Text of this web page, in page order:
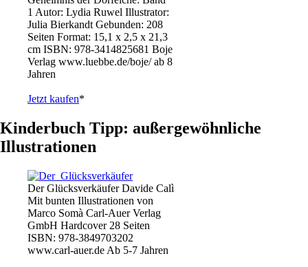
1 Autor: Lydia Ruwel Illustrator:
Julia Bierkandt Gebunden: 208
Seiten Format: 15,1 x 2,5 x 21,3
cm ISBN: 978-3414825681 Boje
Verlag www.luebbe.de/boje/ ab 8
Jahren
Jetzt kaufen*
Kinderbuch Tipp: außergewöhnliche
Illustrationen
Der Glücksverkäufer Davide Calì
Mit bunten Illustrationen von
Marco Somà Carl-Auer Verlag
GmbH Hardcover 28 Seiten
ISBN: 978-3849703202
www.carl-auer.de Ab 5-7 Jahren